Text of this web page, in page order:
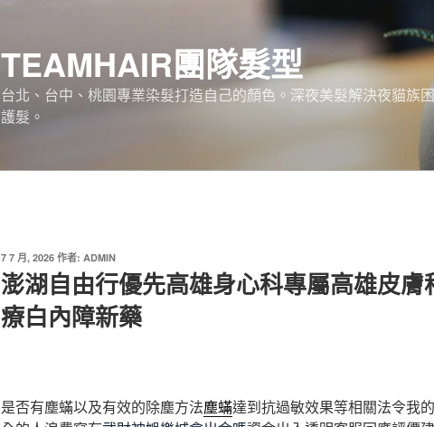
TEAMHAIR團隊髮型
台北、台中、桃園專業染髮打造自己的顏色。深夜美髮解決夜貓族
護髮。
發
佈
於
7 7 月, 2026 作者: ADMIN
澎湖自由行優先高雄身心科專屬高雄皮膚
療白內障新藥
是否有塵蟎以及有效的除塵方法塵蟎達到抗過敏效果等相關法令我